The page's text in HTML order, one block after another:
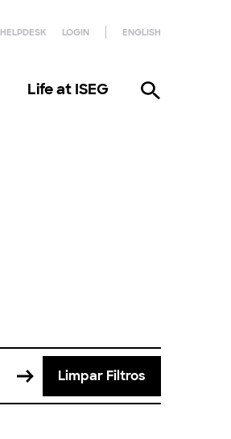
HELPDESK LOGIN ENGLISH
Life at ISEG
Limpar Filtros